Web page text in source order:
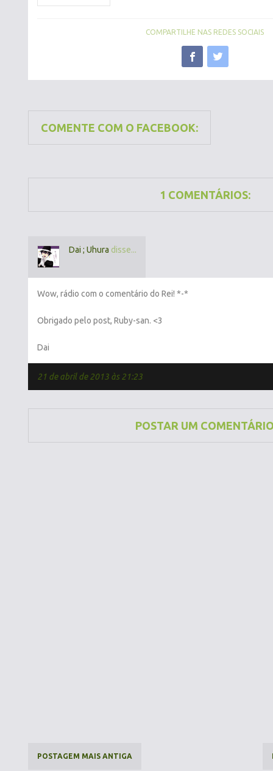
COMPARTILHE NAS REDES SOCIAIS
COMENTE COM O FACEBOOK:
1 COMENTÁRIOS:
Dai ; Uhura disse...
Wow, rádio com o comentário do Rei! *-*
Obrigado pelo post, Ruby-san. <3
Dai
21 de abril de 2013 às 21:23
POSTAR UM
POSTAGEM MAIS ANTIGA